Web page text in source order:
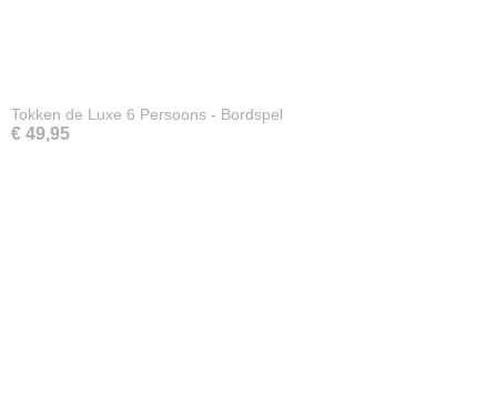
Tokken de Luxe 6 Persoons - Bordspel
€ 49,95